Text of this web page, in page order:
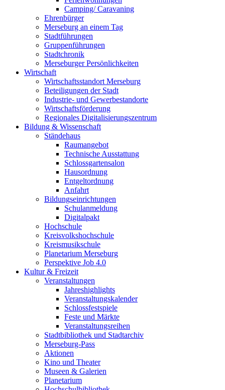
Camping/ Caravaning
Ehrenbürger
Merseburg an einem Tag
Stadtführungen
Gruppenführungen
Stadtchronik
Merseburger Persönlichkeiten
Wirtschaft
Wirtschaftsstandort Merseburg
Beteiligungen der Stadt
Industrie- und Gewerbestandorte
Wirtschaftsförderung
Regionales Digitalisierungszentrum
Bildung & Wissenschaft
Ständehaus
Raumangebot
Technische Ausstattung
Schlossgartensalon
Hausordnung
Entgeltordnung
Anfahrt
Bildungseinrichtungen
Schulanmeldung
Digitalpakt
Hochschule
Kreisvolkshochschule
Kreismusikschule
Planetarium Merseburg
Perspektive Job 4.0
Kultur & Freizeit
Veranstaltungen
Jahreshighlights
Veranstaltungskalender
Schlossfestspiele
Feste und Märkte
Veranstaltungsreihen
Stadtbibliothek und Stadtarchiv
Merseburg-Pass
Aktionen
Kino und Theater
Museen & Galerien
Planetarium